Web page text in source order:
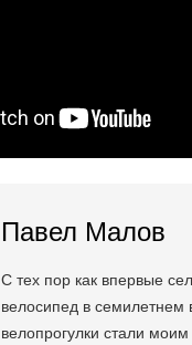
Павел Малов
С тех пор как впервые
велосипед в семилетнем
велопрогулки стали